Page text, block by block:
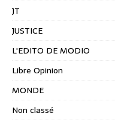
JT
JUSTICE
L'EDITO DE MODIO
Libre Opinion
MONDE
Non classé